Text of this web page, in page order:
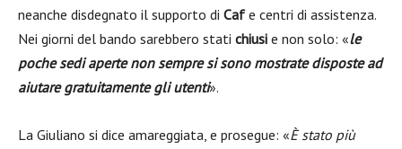
neanche disdegnato il supporto di Cafe centri di assistenza.
Nei giorni del bando sarebbero stati chiusi e non solo: «le
poche sedi aperte non sempre si sono mostrate disposte ad
aiutare gratuitamente gli utenti».
La Giuliano si dice amareggiata, e prosegue: «È stato più